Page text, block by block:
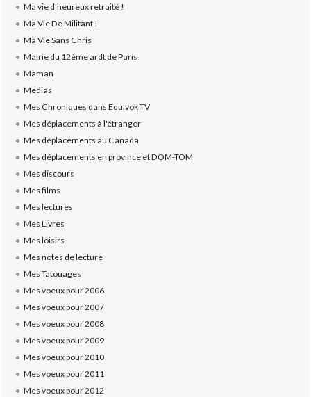
Ma vie d'heureux retraité !
Ma Vie De Militant !
Ma Vie Sans Chris
Mairie du 12ème ardt de Paris
Maman
Medias
Mes Chroniques dans Equivok TV
Mes déplacements à l'étranger
Mes déplacements au Canada
Mes déplacements en province et DOM-TOM
Mes discours
Mes films
Mes lectures
Mes Livres
Mes loisirs
Mes notes de lecture
Mes Tatouages
Mes voeux pour 2006
Mes voeux pour 2007
Mes voeux pour 2008
Mes voeux pour 2009
Mes voeux pour 2010
Mes voeux pour 2011
Mes voeux pour 2012